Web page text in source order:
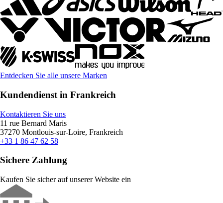
Entdecken Sie alle unsere Marken
Kundendienst in Frankreich
Kontaktieren Sie uns
11 rue Bernard Maris
37270 Montlouis-sur-Loire, Frankreich
+33 1 86 47 62 58
Sichere Zahlung
Kaufen Sie sicher auf unserer Website ein